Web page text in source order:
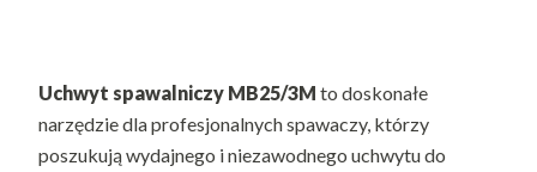
Uchwyt spawalniczy MB25/3M to doskonałe
narzędzie dla profesjonalnych spawaczy, którzy
poszukują wydajnego i niezawodnego uchwytu do